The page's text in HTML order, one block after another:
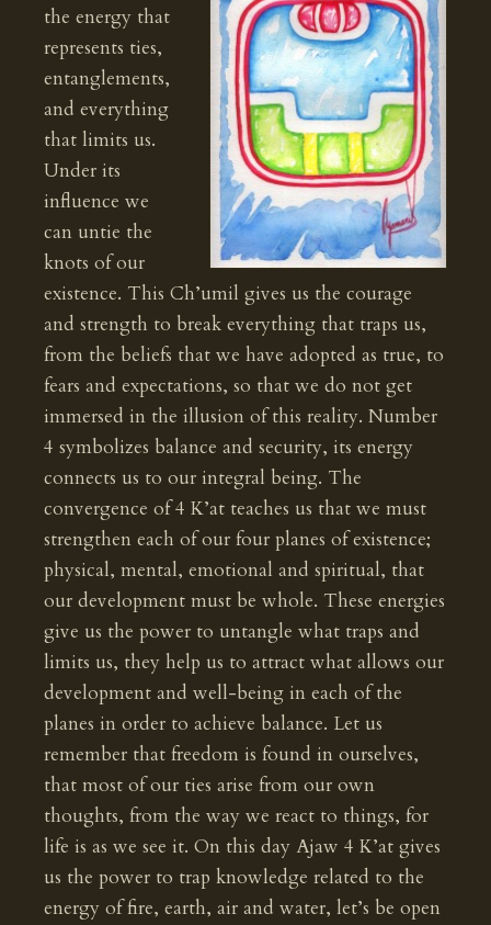
the energy that
represents ties,
entanglements,
and everything
that limits us.
Under its
influence we
can untie the
knots of our
existence. This Ch’umil gives us the courage
and strength to break everything that traps us,
from the beliefs that we have adopted as true, to
fears and expectations, so that we do not get
immersed in the illusion of this reality. Number
4 symbolizes balance and security, its energy
connects us to our integral being. The
convergence of 4 K’at teaches us that we must
strengthen each of our four planes of existence;
physical, mental, emotional and spiritual, that
our development must be whole. These energies
give us the power to untangle what traps and
limits us, they help us to attract what allows our
development and well-being in each of the
planes in order to achieve balance. Let us
remember that freedom is found in ourselves,
that most of our ties arise from our own
thoughts, from the way we react to things, for
life is as we see it. On this day Ajaw 4 K’at gives
us the power to trap knowledge related to the
energy of fire, earth, air and water, let’s be open